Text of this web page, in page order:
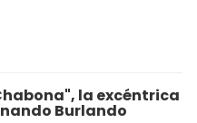
la excéntrica
Burlando